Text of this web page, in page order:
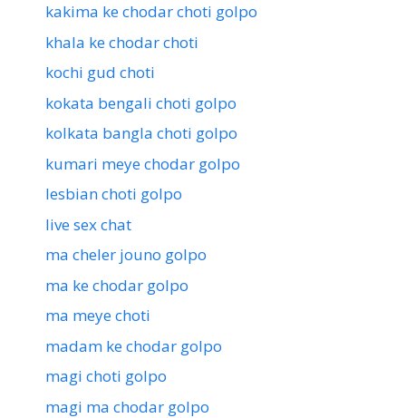
kakima ke chodar choti golpo
khala ke chodar choti
kochi gud choti
kokata bengali choti golpo
kolkata bangla choti golpo
kumari meye chodar golpo
lesbian choti golpo
live sex chat
ma cheler jouno golpo
ma ke chodar golpo
ma meye choti
madam ke chodar golpo
magi choti golpo
magi ma chodar golpo